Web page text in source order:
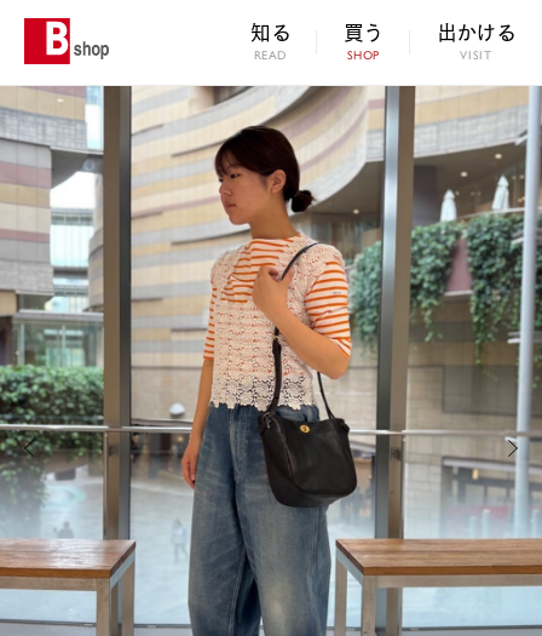
知る
READ
買う
SHOP
出かける
VISIT